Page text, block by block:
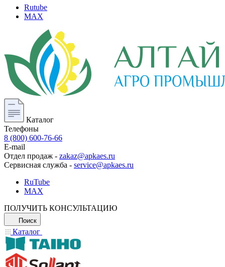
Rutube
MAX
Каталог
Телефоны
8 (800) 600-76-66
E-mail
Отдел продаж - zakaz@apkaes.ru
Сервисная служба - service@apkaes.ru
RuTube
MAX
ПОЛУЧИТЬ КОНСУЛЬТАЦИЮ
Поиск
Каталог